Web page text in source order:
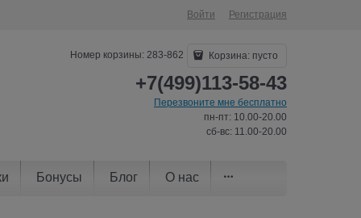
Войти Регистрация
Номер корзины: 283-862 Корзина: пусто
+7(499)113-58-43
Перезвоните мне бесплатно
пн-пт: 10.00-20.00
сб-вс: 11.00-20.00
Бонусы Блог О нас